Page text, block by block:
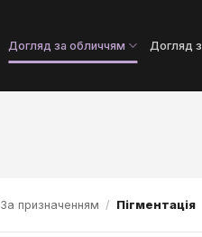
Догляд за обличчям Догляд
За призначенням / Пігментація